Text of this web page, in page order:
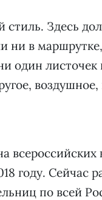
стиль. Здесь
ни в
один
году. Сейчас
по всей